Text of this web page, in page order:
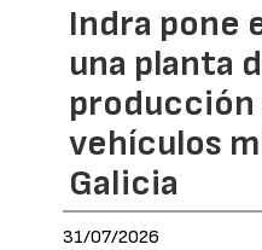
Indra pone
una planta
producción
vehículos
Galicia
31/07/2026